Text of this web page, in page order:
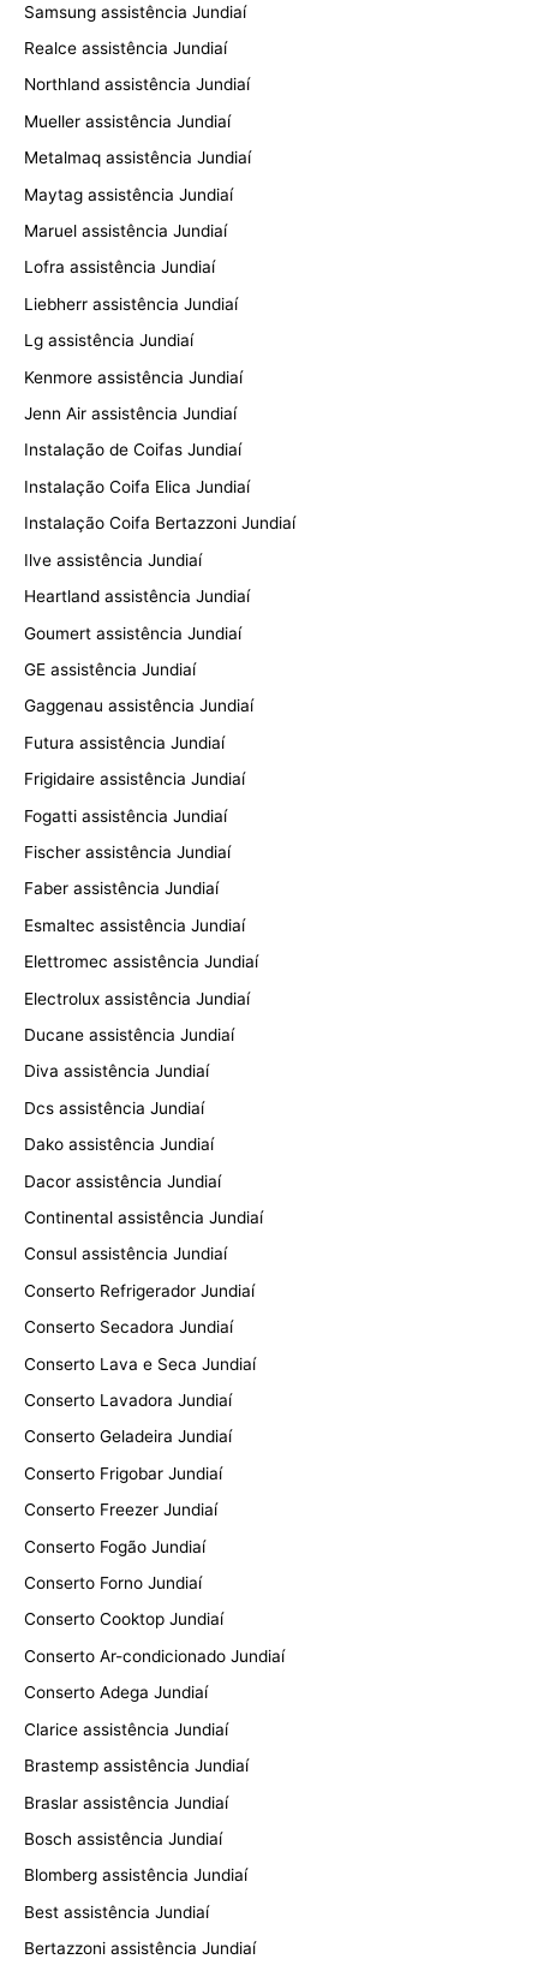
Samsung assistência Jundiaí
Realce assistência Jundiaí
Northland assistência Jundiaí
Mueller assistência Jundiaí
Metalmaq assistência Jundiaí
Maytag assistência Jundiaí
Maruel assistência Jundiaí
Lofra assistência Jundiaí
Liebherr assistência Jundiaí
Lg assistência Jundiaí
Kenmore assistência Jundiaí
Jenn Air assistência Jundiaí
Instalação de Coifas Jundiaí
Instalação Coifa Elica Jundiaí
Instalação Coifa Bertazzoni Jundiaí
Ilve assistência Jundiaí
Heartland assistência Jundiaí
Goumert assistência Jundiaí
GE assistência Jundiaí
Gaggenau assistência Jundiaí
Futura assistência Jundiaí
Frigidaire assistência Jundiaí
Fogatti assistência Jundiaí
Fischer assistência Jundiaí
Faber assistência Jundiaí
Esmaltec assistência Jundiaí
Elettromec assistência Jundiaí
Electrolux assistência Jundiaí
Ducane assistência Jundiaí
Diva assistência Jundiaí
Dcs assistência Jundiaí
Dako assistência Jundiaí
Dacor assistência Jundiaí
Continental assistência Jundiaí
Consul assistência Jundiaí
Conserto Refrigerador Jundiaí
Conserto Secadora Jundiaí
Conserto Lava e Seca Jundiaí
Conserto Lavadora Jundiaí
Conserto Geladeira Jundiaí
Conserto Frigobar Jundiaí
Conserto Freezer Jundiaí
Conserto Fogão Jundiaí
Conserto Forno Jundiaí
Conserto Cooktop Jundiaí
Conserto Ar-condicionado Jundiaí
Conserto Adega Jundiaí
Clarice assistência Jundiaí
Brastemp assistência Jundiaí
Braslar assistência Jundiaí
Bosch assistência Jundiaí
Blomberg assistência Jundiaí
Best assistência Jundiaí
Bertazzoni assistência Jundiaí